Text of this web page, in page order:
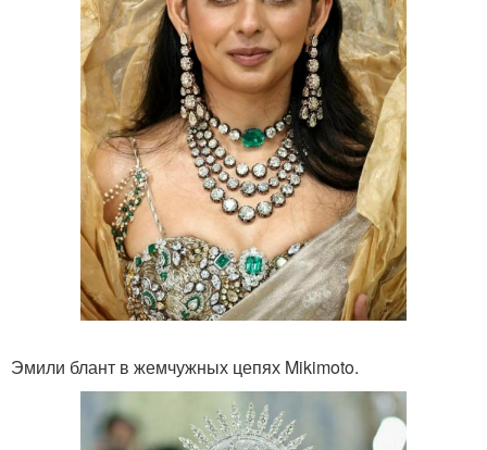
Эмили блант в жемчужных цепях Mikimoto.